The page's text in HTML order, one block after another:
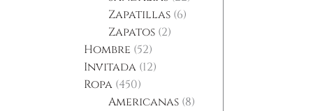
Zapatillas 6
Zapatos 2
Hombre 52
Invitada 12
Ropa 450
Americanas 8